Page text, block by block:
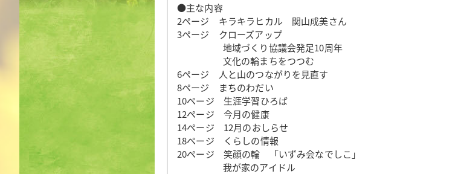
●主な内容
2ページ キラキラヒカル 関山成美さん
3ページ クローズアップ
地域づくり協議会発足10周年
文化の輪まちをつつむ
6ページ 人と山のつながりを見直す
8ページ まちのわだい
10ページ 生涯学習ひろば
12ページ 今月の健康
14ページ 12月のおしらせ
18ページ くらしの情報
20ページ 笑顔の輪 「いずみ会なでしこ」
我が家のアイドル